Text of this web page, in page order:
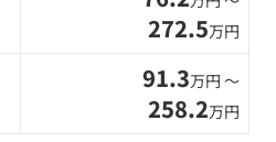
272.5万円
91.3万円 〜
258.2万円